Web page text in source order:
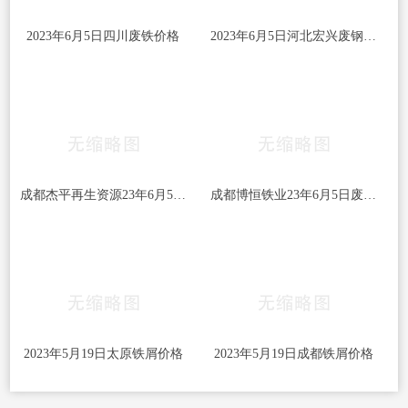
2023年6月5日四川废铁价格
成都杰平再生资源23年6月5日废铁回收价格
2023年5月19日太原铁屑价格 2023年5月19日成都铁屑价格